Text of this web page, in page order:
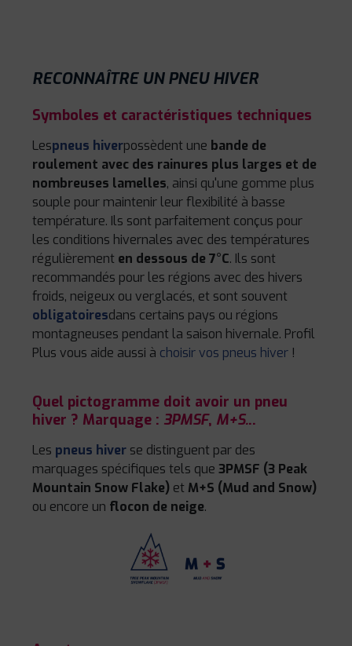
RECONNAÎTRE UN PNEU HIVER
Symboles et caractéristiques techniques
Lespneus hiverpossèdent une bande de
roulement avec des rainures plus larges et de
nombreuses lamelles, ainsi qu'une gomme plus
souple pour maintenir leur flexibilité à basse
température. Ils sont parfaitement conçus pour
les conditions hivernales avec des températures
régulièrement en dessous de 7°C. Ils sont
recommandés pour les régions avec des hivers
froids, neigeux ou verglacés, et sont souvent
obligatoiresdans certains pays ou régions
montagneuses pendant la saison hivernale. Profil
Plus vous aide aussi à choisir vos pneus hiver !
Quel pictogramme doit avoir un pneu
hiver ? Marquage : 3PMSF, M+S...
Les pneus hiver se distinguent par des
marquages spécifiques tels que 3PMSF (3 Peak
Mountain Snow Flake) et M+S (Mud and Snow)
ou encore un flocon de neige.